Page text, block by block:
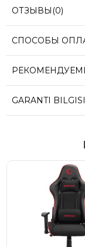
ОТЗЫВЫ (0)
СПОСОБЫ
GARANTI BILGISI